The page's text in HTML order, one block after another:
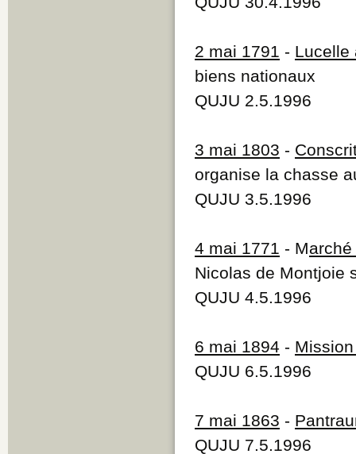
2 mai 1791 - Lucelle
biens nationaux
QUJU 2.5.1996
3 mai 1803 -
organise la chasse
QUJU 3.5.1996
4 mai 1771 - M
Nicolas de Montjoie
QUJU 4.5.1996
6 mai 1894 -
QUJU 6.5.1996
7 mai 1863 -
QUJU 7.5.1996